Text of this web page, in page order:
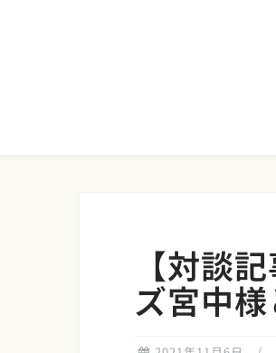
【対談
ズ宮中